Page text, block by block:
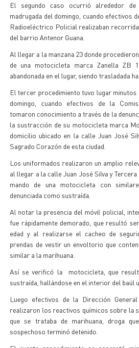
El segundo caso ocurrió alrededor
madrugada del domingo, cuando efectivos
Radioeléctrico Policial realizaban
del barrio Antenor Guana.
Al llegar a la manzana 23 donde
de una motocicleta marca Zanella ZB
abandonada en el lugar, siendo trasladada
El tercer procedimiento tuvo lugar minutos
domingo, cuando efectivos de la
tomaron conocimiento a través de la
la sustracción de su motocicleta marca
domicilio ubicado en la calle Juan José
Sagrado Corazón de esta ciudad.
Los uniformados realizaron un amplio
al llegar a la calle Juan José Silva y
mando de una motocicleta con
denunciada como sustraída.
Al notar la presencia del móvil policial,
fue rápidamente demorado, que resultó
edad y al realizarse el cacheo de
prendas de vestir un envoltorio que
similar a la marihuana.
Así se verificó la motocicleta, que
sustraída, hallándose en el interior del baúl
Luego efectivos de la Dirección
realizaron los reactivos químicos sobre la
que se trataba de marihuana, droga
sospechoso terminó detenido.